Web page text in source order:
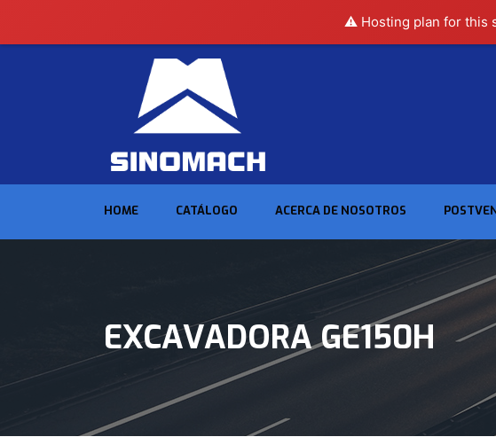
⚠️ Hosting plan for this
HOME CATÁLOGO ACERCA DE NOSOTROS
EXCAVADORA GE150H